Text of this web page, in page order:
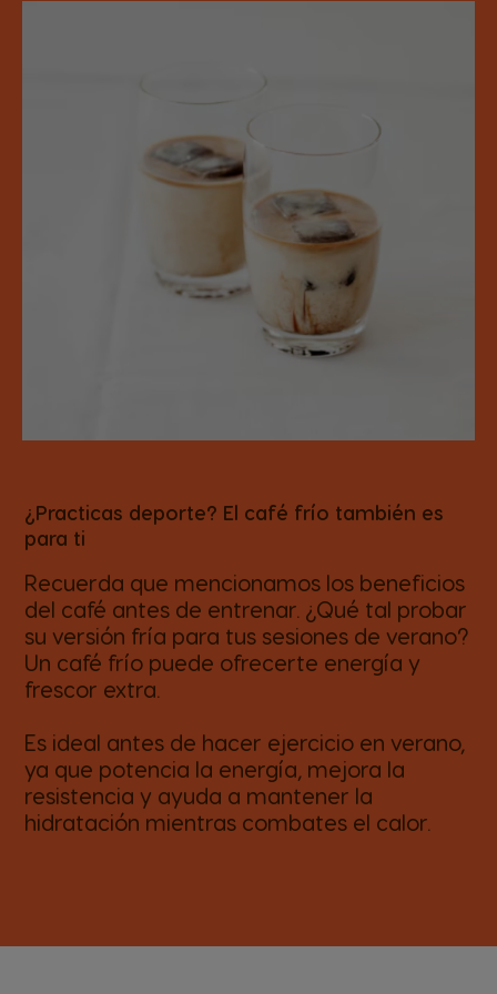
¿Practicas deporte? El café frío también es
para ti
Recuerda que mencionamos los beneficios
del café antes de entrenar. ¿Qué tal probar
su versión fría para tus sesiones de verano?
Un café frío puede ofrecerte energía y
frescor extra.
Es ideal antes de hacer ejercicio en verano,
ya que potencia la energía, mejora la
resistencia y ayuda a mantener la
hidratación mientras combates el calor.